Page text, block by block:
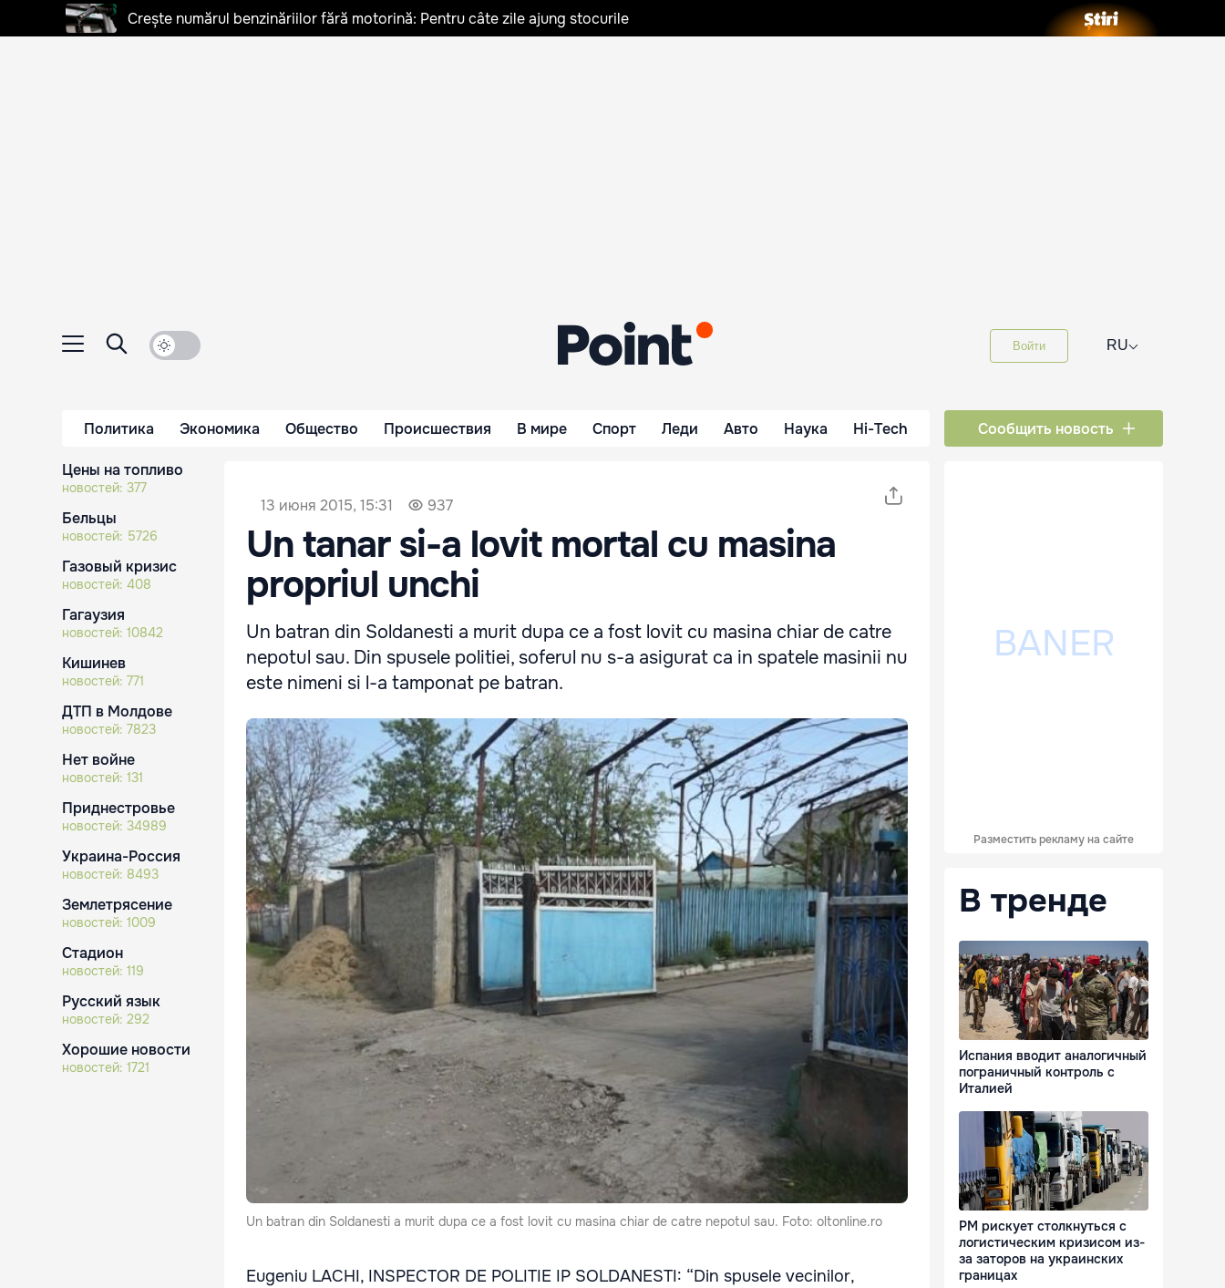
Crește numărul benzinăriilor fără motorină: Pentru câte zile ajung stocurile
Войти RU⌵
Политика Экономика Общество Происшествия В мире Спорт Леди Авто Наука Hi-Tech Сообщить новость
Цены на топливо
новостей: 377
Бельцы
новостей: 5726
Газовый кризис
новостей: 408
Гагаузия
новостей: 10842
Кишинев
новостей: 771
ДТП в Молдове
новостей: 7823
Нет войне
новостей: 131
Приднестровье
новостей: 34989
Украина-Россия
новостей: 8493
Землетрясение
новостей: 1009
Стадион
новостей: 119
Русский язык
новостей: 292
Хорошие новости
новостей: 1721
13 июня 2015, 15:31 937
Un tanar si-a lovit mortal cu masina
propriul unchi
Un batran din Soldanesti a murit dupa ce a fost lovit cu masina chiar de catre
nepotul sau. Din spusele politiei, soferul nu s-a asigurat ca in spatele masinii nu
este nimeni si l-a tamponat pe batran.
Un batran din Soldanesti a murit dupa ce a fost lovit cu masina chiar de catre nepotul sau. Foto: oltonline.ro
Eugeniu LACHI, INSPECTOR DE POLITIE IP SOLDANESTI: “Din spusele vecinilor,
Разместить рекламу на сайте
В тренде
Испания вводит аналогичный
пограничный контроль с
Италией
РМ рискует столкнуться с
логистическим кризисом из-
за заторов на украинских
границах